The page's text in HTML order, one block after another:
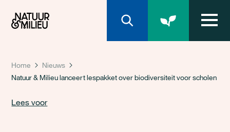
Home
Nieuws
Natuur & Milieu lanceert lespakket over biodiversiteit voor scholen
Lees voor